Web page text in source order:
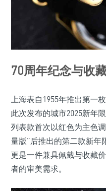
70周年纪念与收
上海表自1955年推出第一
此次发布的城市2025新年
列表款首次以红色为主色
量版”后推出的第二款新年
更是一件兼具佩戴与收藏
者的审美需求。